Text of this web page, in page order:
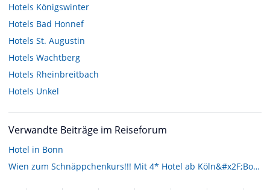
Hotels Königswinter
Hotels Bad Honnef
Hotels St. Augustin
Hotels Wachtberg
Hotels Rheinbreitbach
Hotels Unkel
Verwandte Beiträge im Reiseforum
Hotel in Bonn
Wien zum Schnäppchenkurs!!! Mit 4* Hotel ab Köln&#x2F;Bonn für 89 €